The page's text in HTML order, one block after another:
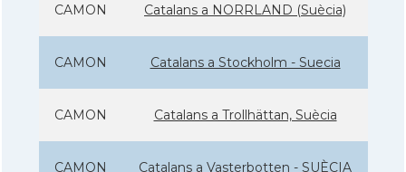
CAMON Catalans a NORRLAND (Suècia)
CAMON Catalans a Stockholm - Suecia
CAMON Catalans a Trollhättan, Suècia
CAMON Catalans a Vasterbotten - SUÈCIA